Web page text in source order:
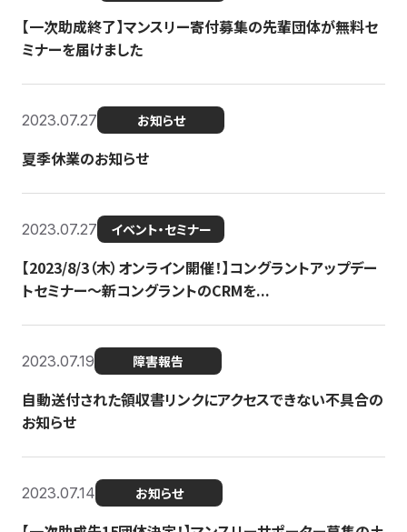
【一次助成終了】マンスリー寄付募集の先輩団体が無料セ
ミナーを届けました
2023.07.27 お知らせ
夏季休業のお知らせ
2023.07.27 イベント・セミナー
【2023/8/3（木）オンライン開催！】コングラントアップデー
トセミナー〜新コングラントのCRMを...
2023.07.19 障害報告
自動送付された領収書リンクにアクセスできない不具合の
お知らせ
2023.07.14 お知らせ